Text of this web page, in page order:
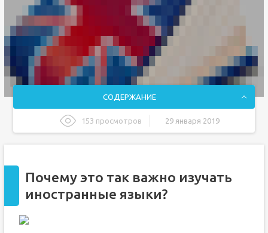
СОДЕРЖАНИЕ
153 просмотров 29 января 2019
Путешествия
«Экзотические» причины изучать английский язык:
Почему это так важно изучать
иностранные языки?